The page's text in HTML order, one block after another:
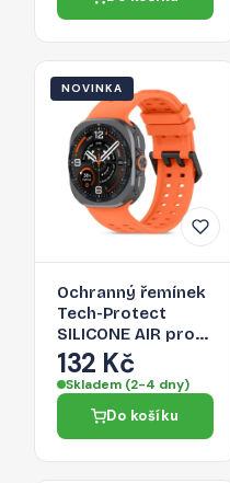
pink
NOVINKA
Ochranný řemínek
Tech-Protect
SILICONE AIR pro
Samsung Galaxy
Watch Ultra 1 / 2
2024-2026 (47
MM) - tangerine
orange
132 Kč
Skladem (2-4 dny)
Do košíku